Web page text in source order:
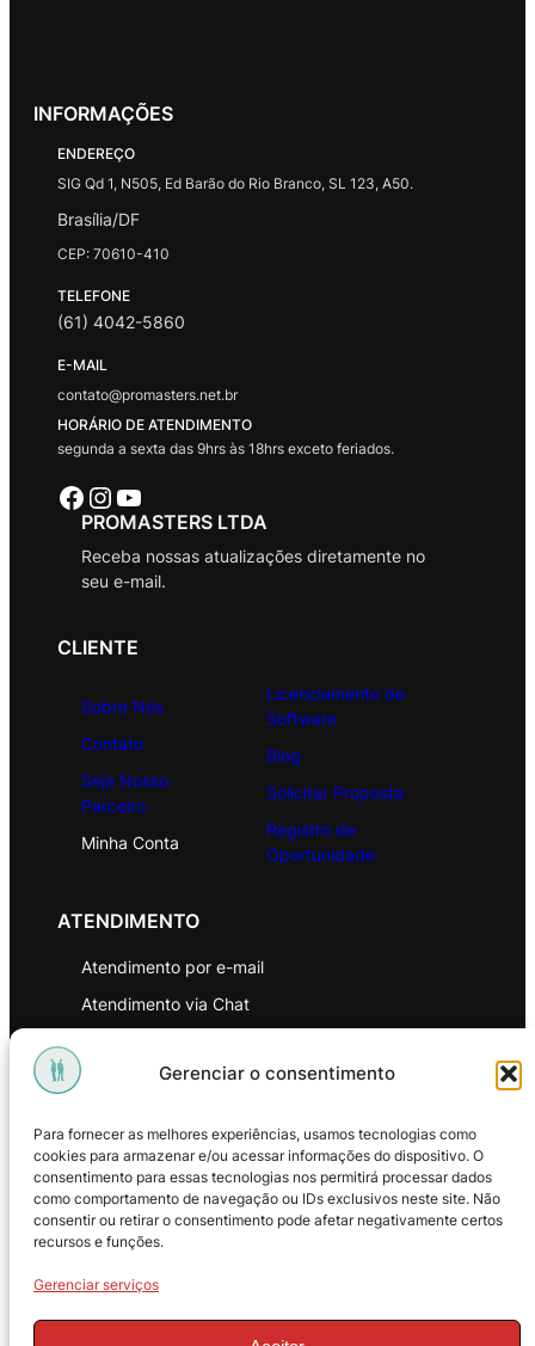
Gerenciar o consentimento
Para fornecer as melhores experiências, usamos tecnologias como
cookies para armazenar e/ou acessar informações do dispositivo. O
consentimento para essas tecnologias nos permitirá processar dados
como comportamento de navegação ou IDs exclusivos neste site. Não
consentir ou retirar o consentimento pode afetar negativamente certos
recursos e funções.
Gerenciar serviços
INFORMAÇÕES
ENDEREÇO
SIG Qd 1, N505, Ed Barão do Rio Branco, SL 123, A50.
Brasília/DF
CEP: 70610-410
TELEFONE
(61) 4042-5860
E-MAIL
contato@promasters.net.br
HORÁRIO DE ATENDIMENTO
segunda a sexta das 9hrs às 18hrs exceto feriados.
Facebook Instagram Youtube
PROMASTERS LTDA
Receba nossas atualizações diretamente no
seu e-mail.
CLIENTE
Sobre Nós
Contato
Seja Nosso
Parceiro
Minha Conta
Licenciamento de
Software
Blog
Solicitar Proposta
Registro de
Oportunidade
ATENDIMENTO
Atendimento por e-mail
Atendimento via Chat
Política de Privacidade
Política de Troca e Devoluções
Política de Reembolso